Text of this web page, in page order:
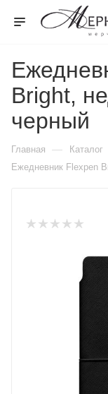
Bright,
черный
Главная — Каталог
Ежедневник Flexpen